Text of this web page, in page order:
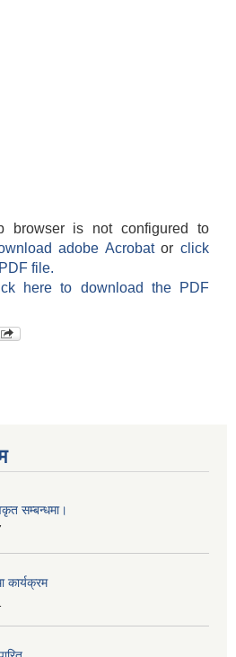
browser is not configured to
adobe Acrobatorclick
file.
here to download the PDF
सम्बन्धमा।